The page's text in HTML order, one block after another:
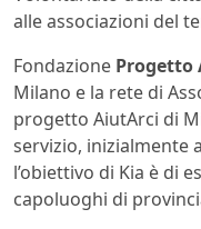
alle associazioni del
Fondazione Progetto
Milano e la rete di
progetto AiutArci di
servizio, inizialmente
l’obiettivo di Kia è di
capoluoghi di